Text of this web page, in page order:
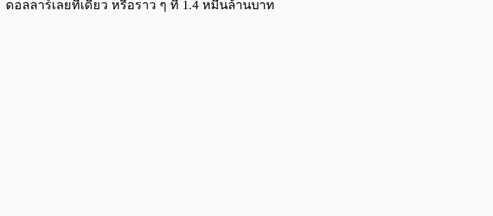
ดอลลาร์เลยทีเดียว หรือราว ๆ ที่ 1.4 หมื่นล้านบาท